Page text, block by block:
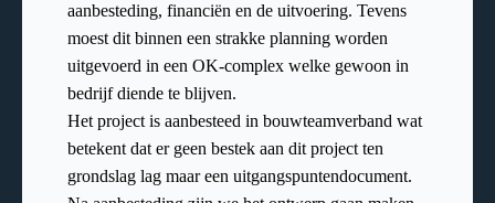
aanbesteding, financiën en de uitvoering. Tevens
moest dit binnen een strakke planning worden
uitgevoerd in een OK-complex welke gewoon in
bedrijf diende te blijven.
Het project is aanbesteed in bouwteamverband wat
betekent dat er geen bestek aan dit project ten
grondslag lag maar een uitgangspuntendocument.